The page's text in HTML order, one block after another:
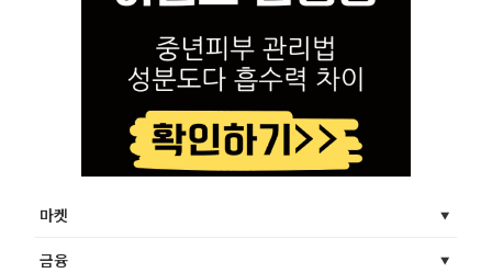
마켓
금융